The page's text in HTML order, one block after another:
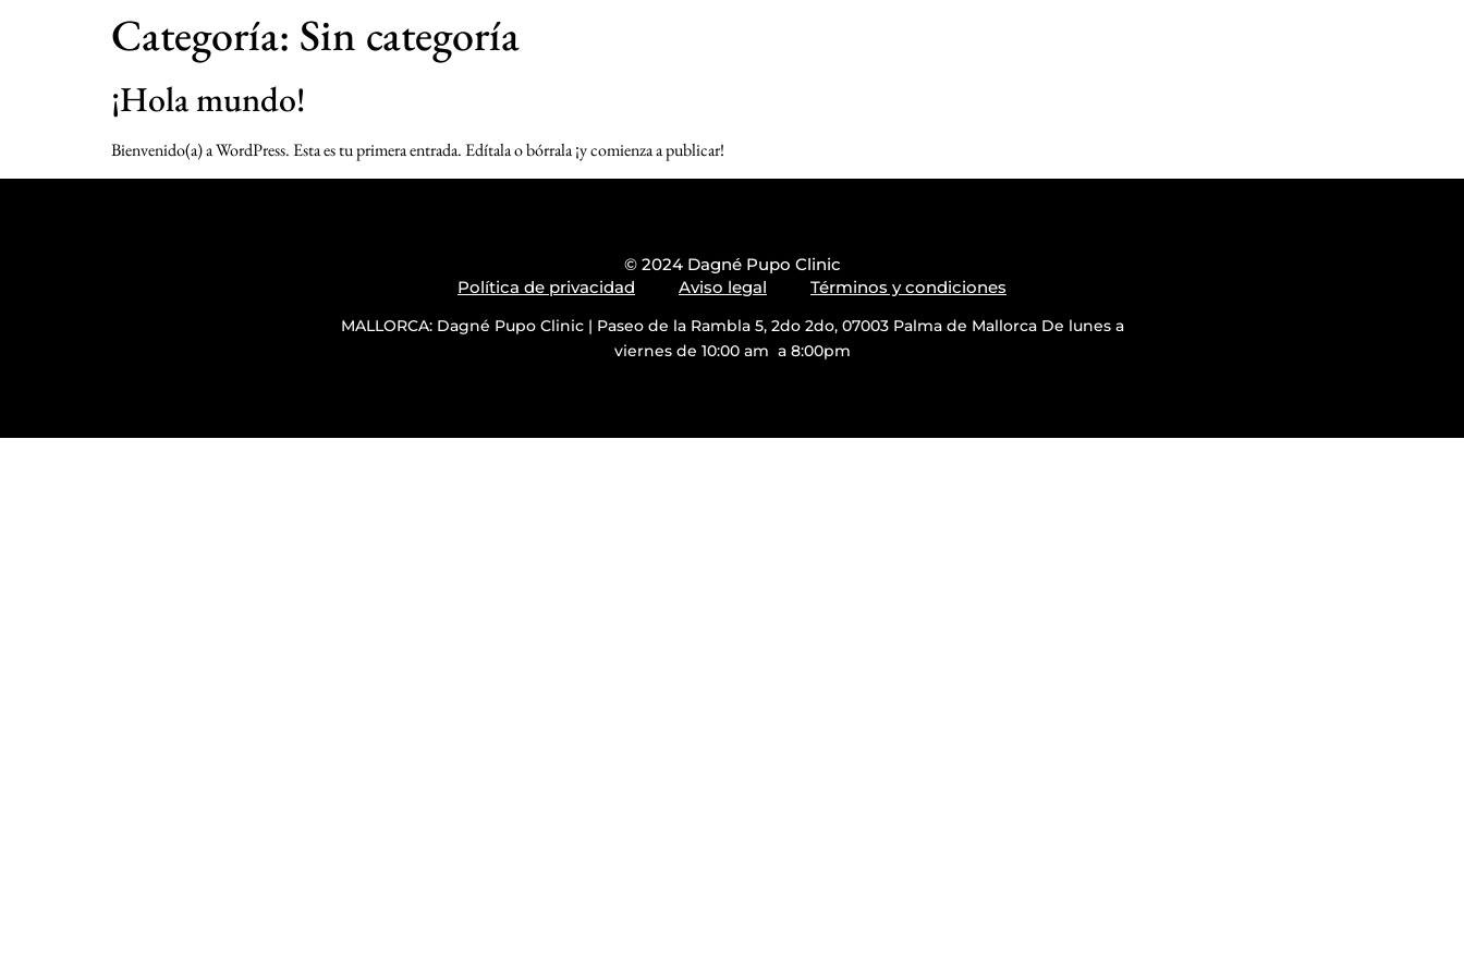
Categoría: Sin categoría
¡Hola mundo!
Bienvenido(a) a WordPress. Esta es tu primera entrada. Edítala o bórrala ¡y comienza a publicar!
© 2024 Dagné Pupo Clinic
Política de privacidad
Aviso legal Términos y condiciones
MALLORCA: Dagné Pupo Clinic | Paseo de la Rambla 5, 2do 2do, 07003 Palma de Mallorca De lunes a
viernes de 10:00 am a 8:00pm